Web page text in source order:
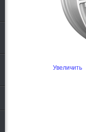
Увеличить